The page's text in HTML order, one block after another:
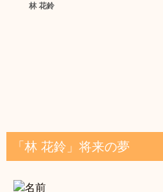
林 花鈴
「林 花鈴」将来の夢